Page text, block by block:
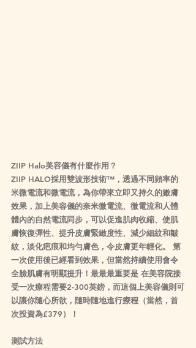
ZIIP Halo美容儀有什麼作用？
ZIIP HALO採用雙波形技術™，透過不同頻率的
米微電流和微電流，為你帶來立即又持久的嫩膚
效果，加上美容儀的奈米微電流、微電流和人體
體內的自然電流同步，可以促進肌肉收縮、使肌
膚恢復彈性、提升皮膚緊緻度性、減少細紋和皺
紋，淡化疤痕和均勻膚色，令皮膚更年輕化。 第
一次使用後已經看到效果，但當然持續使用會令
全臉肌膚有明顯提升！最最最重要是 在美容院接
受一次療程需要2-300英鎊，而這個上美容儀則可
以讓你隨心所欲，隨時隨地進行療程（當然，首
次投資為£379）！
測試方法